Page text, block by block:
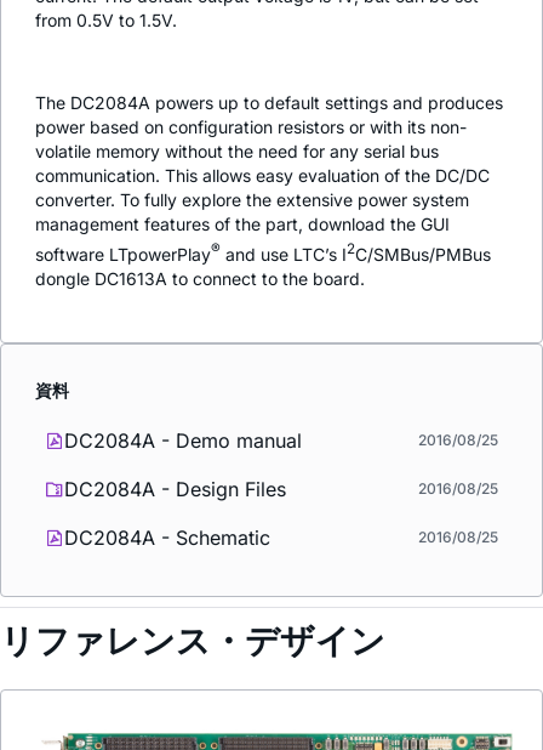
from 0.5V to 1.5V.
The DC2084A powers up to default settings and produces
power based on configuration resistors or with its non-
volatile memory without the need for any serial bus
communication. This allows easy evaluation of the DC/DC
converter. To fully explore the extensive power system
management features of the part, download the GUI
software LTpowerPlay® and use LTC’s I2C/SMBus/PMBus
dongle DC1613A to connect to the board.
資料
DC2084A - Demo manual 2016/08/25
DC2084A - Design Files 2016/08/25
DC2084A - Schematic 2016/08/25
リファレンス・デザイン